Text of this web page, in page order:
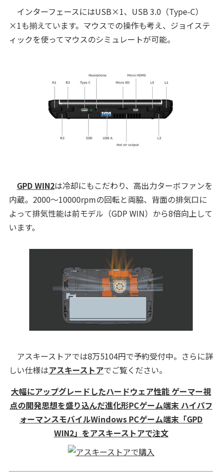
インターフェースにはUSB×1、USB 3.0（Type-C）
×1も揃えています。マウスでの操作も考え、ジョイステ
ィックを使ってマウスのシミュレートが可能。
GPD WIN2は冷却にもこだわり、高出力ターボファンを
内蔵。2000～10000rpmの回転と両脇、背面の排気口に
よって排気性能は前モデル（GDP WIN）から8倍向上して
います。
アスキーストアでは8万5104円で予約受付中。さらに詳
しい仕様はアスキーストアでご覧ください。
大幅にアップグレードしたハードウェア性能 ゲーマー視
点の開発思想を盛り込んだ進化形PCゲーム端末 ハイパフ
ォーマンスモバイルWindows PCゲーム端末「GPD
WIN2」をアスキーストアで注文